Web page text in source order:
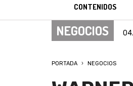
CONTENIDOS
NEGOCIOS
PORTADA NEGOCIOS